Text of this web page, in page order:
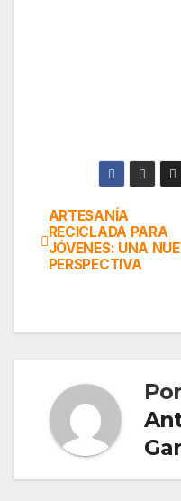
de
ARTESANÍA
RECICLADA PARA
JÓVENES: UNA
PERSPECTIVA
Por